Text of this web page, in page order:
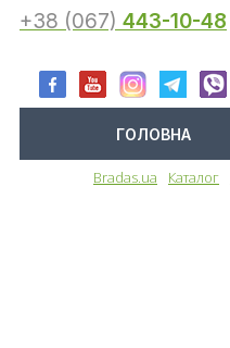
+38 (067) 443-10-48
ГОЛОВНА
Bradas.ua Каталог